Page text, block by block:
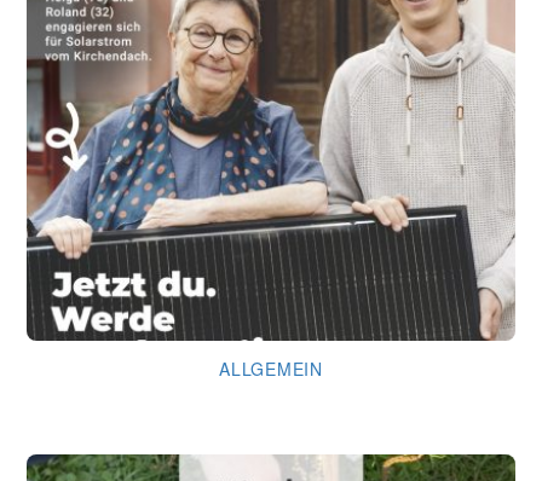
ALLGEMEIN